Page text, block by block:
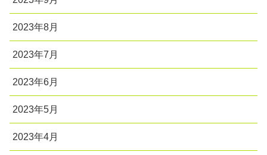
2023年8月
2023年7月
2023年6月
2023年5月
2023年4月